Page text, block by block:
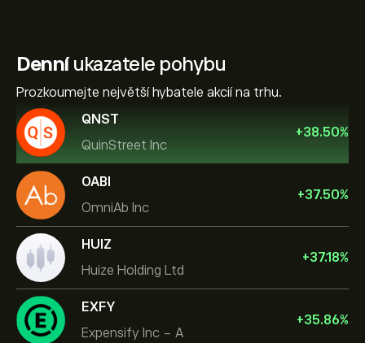
Denníukazatele pohybu
Prozkoumejte největší hybatele akcií na trhu.
QNST
QuinStreet Inc
+38.50%
OABI
OmniAb Inc
+37.50%
HUIZ
Huize Holding Ltd
+37.18%
EXFY
Expensify Inc - A
+35.86%